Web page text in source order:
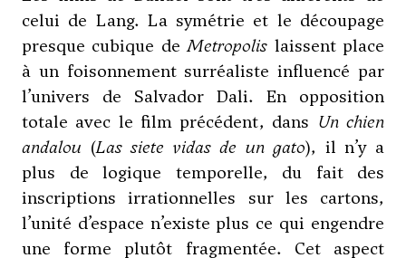
celui de Lang. La symétrie et le découpage
presque cubique deMetropolis laissent place
à un foisonnement surréaliste influencé par
l’univers de Salvador Dali. En opposition
totale avec le film précédent, dans Un chien
andalou (Las siete vidas de un gato), il n’y a
plus de logique temporelle, du fait des
inscriptions irrationnelles sur les cartons,
l’unité d’espace n’existe plus ce qui engendre
une forme plutôt fragmentée. Cet aspect